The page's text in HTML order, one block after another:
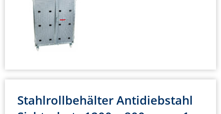
Stahlrollbehälter Antidiebstahl